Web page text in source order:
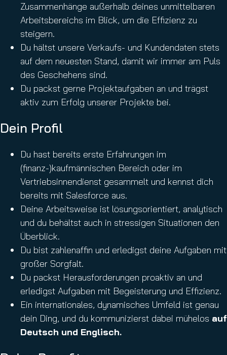
Zusammenhänge außerhalb deines unmittelbaren
Arbeitsbereichs im Blick, um die Effizienz zu
steigern.
Du hältst unsere Verkaufs- und Kundendaten stets
auf dem neuesten Stand, damit wir immer am Puls
des Geschehens sind.
Du packst gerne Projektaufgaben an und trägst
aktiv zum Erfolg unserer Projekte bei.
Dein Profil
Du hast bereits erste Erfahrungen im
(finanz-)kaufmännischen Bereich oder im
Vertriebsinnendienst gesammelt und kennst dich
bereits mit Salesforce aus.
Deine Arbeitsweise ist lösungsorientiert, analytisch
und du behältst auch in stressigen Situationen den
Überblick.
Du bist zahlenaffin und erledigst deine Aufgaben mit
großer Sorgfalt.
Du packst Herausforderungen proaktiv an und
erledigst Aufgaben mit Begeisterung und Effizienz.
Ein internationales, dynamisches Umfeld ist genau
dein Ding, und du kommunizierst dabei mühelos auf
Deutsch und Englisch.